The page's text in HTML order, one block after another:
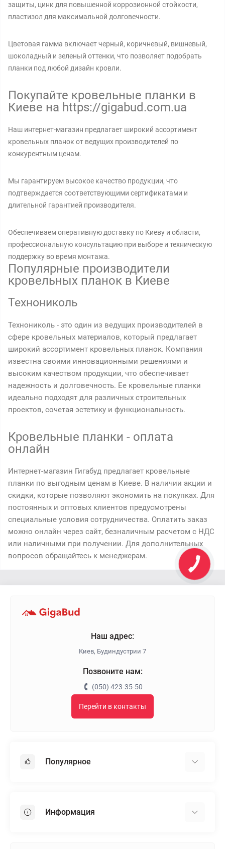
защиты, цинк для повышенной коррозионной стойкости,
пластизол для максимальной долговечности.
Цветовая гамма включает черный, коричневый, вишневый,
шоколадный и зеленый оттенки, что позволяет подобрать
планки под любой дизайн кровли.
Покупайте кровельные планки в
Киеве на https://gigabud.com.ua
Наш интернет-магазин предлагает широкий ассортимент
кровельных планок от ведущих производителей по
конкурентным ценам.
Мы гарантируем высокое качество продукции, что
подтверждается соответствующими сертификатами и
длительной гарантией производителя.
Обеспечиваем оперативную доставку по Киеву и области,
профессиональную консультацию при выборе и техническую
поддержку во время монтажа.
Популярные производители
кровельных планок в Киеве
Технониколь
Технониколь - это один из ведущих производителей в
сфере кровельных материалов, который предлагает
широкий ассортимент кровельных планок. Компания
известна своими инновационными решениями и
высоким качеством продукции, что обеспечивает
надежность и долговечность. Ее кровельные планки
идеально подходят для различных строительных
проектов, сочетая эстетику и функциональность.
Кровельные планки - оплата
онлайн
Интернет-магазин Гигабуд предлагает кровельные
планки по выгодным ценам в Киеве. В наличии акции и
скидки, которые позволяют экономить на покупках. Для
постоянных и оптовых клиентов предусмотрены
специальные условия сотрудничества. Оплатить заказ
можно онлайн через сайт, безналичным расчетом с НДС
или наличными при получении. Для дополнительных
вопросов обращайтесь к менеджерам.
Наш адрес:
Киев, Будиндустрии 7
Позвоните нам:
(050) 423-35-50
Перейти в контакты
Популярное
Пенопласт
Информация